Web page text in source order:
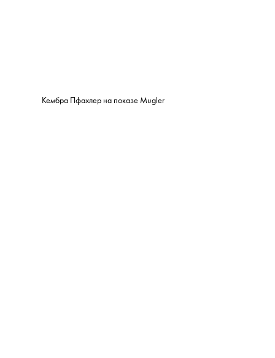
Кембра Пфахлер на показе Mugler